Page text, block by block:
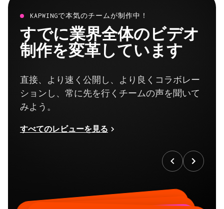
KAPWINGで本気のチームが制作中！
すでに業界全体のビデオ
制作を変革しています
直接、より速く公開し、より良くコラボレー
ションし、常に先を行くチームの声を聞いて
みよう。
すべてのレビューを見る